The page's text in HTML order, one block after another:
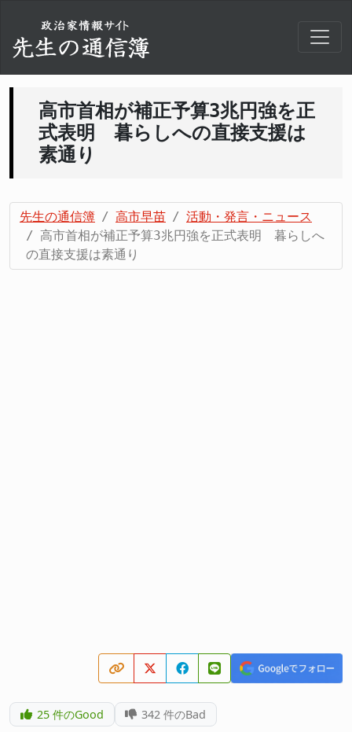
高市首相が補正予算3兆円強を正
式表明 暮らしへの直接支援は
素通り
先生の通信簿 高市早苗
活動・発言・ニュース
高市首相が補正予算3兆円強を正式表明 暮らしへ
の直接支援は素通り
25件のGood 342 件のBad